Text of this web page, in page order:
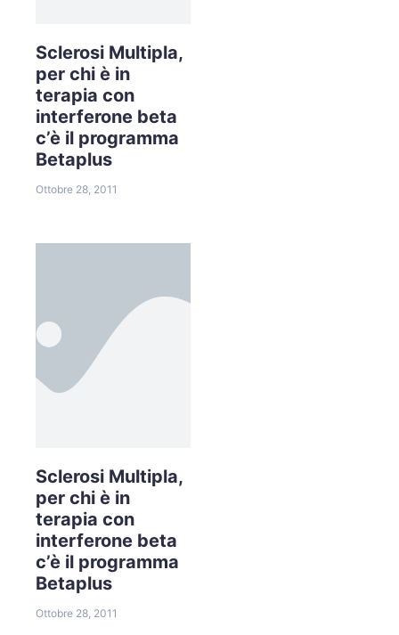
Sclerosi Multipla,
per chi è in
terapia con
interferone beta
c’è il programma
Betaplus
Ottobre 28, 2011
Sclerosi Multipla,
per chi è in
terapia con
interferone beta
c’è il programma
Betaplus
Ottobre 28, 2011